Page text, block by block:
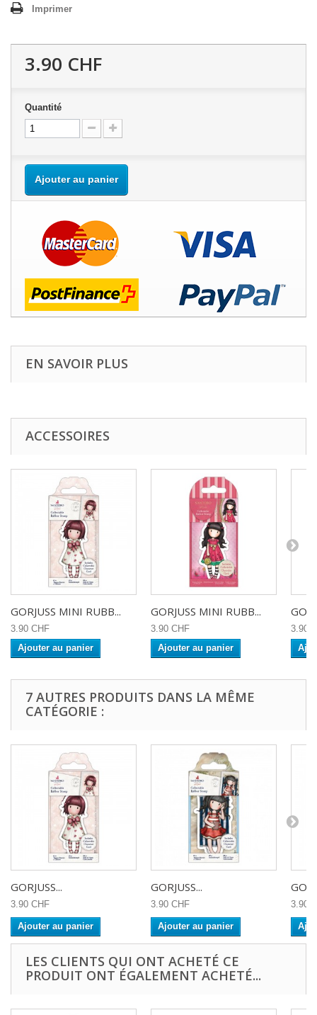
Imprimer
3.90 CHF
Quantité
Ajouter au panier
EN SAVOIR PLUS
ACCESSOIRES
GORJUSS MINI RUBB...
3.90 CHF
Ajouter au panier
GORJUSS MINI RUBB...
3.90 CHF
Ajouter au panier
3.90
7 AUTRES PRODUITS DANS LA MÊME
CATÉGORIE :
GORJUSS...
3.90 CHF
Ajouter au panier
GORJUSS...
3.90 CHF
Ajouter au panier
3.90
LES CLIENTS QUI ONT ACHETÉ CE
PRODUIT ONT ÉGALEMENT ACHETÉ...